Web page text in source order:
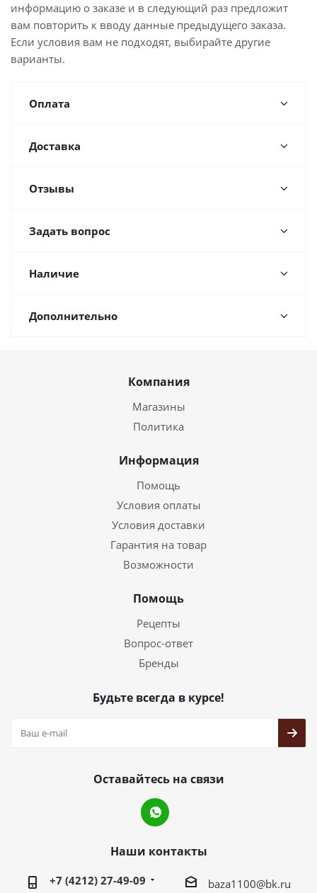
информацию о заказе и в следующий раз предложит
вам повторить к вводу данные предыдущего заказа.
Если условия вам не подходят, выбирайте другие
варианты.
Оплата
Доставка
Отзывы
Задать вопрос
Наличие
Дополнительно
Компания
Магазины
Политика
Информация
Помощь
Условия оплаты
Условия доставки
Гарантия на товар
Возможности
Помощь
Рецепты
Вопрос-ответ
Бренды
Будьте всегда в курсе!
Оставайтесь на связи
Наши контакты
+7 (4212) 27-49-09 baza1100@bk.ru